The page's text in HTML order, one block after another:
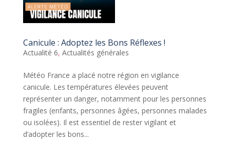
Canicule : Adoptez les Bons Réflexes !
Actualité 6, Actualités générales
Météo France a placé notre région en vigilance
canicule. Les températures élevées peuvent
représenter un danger, notamment pour les personnes
fragiles (enfants, personnes âgées, personnes malades
ou isolées). Il est essentiel de rester vigilant et
d’adopter les bons...